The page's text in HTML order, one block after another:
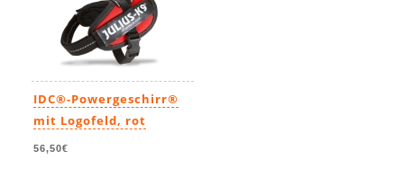
IDC®-Powergeschirr®
mit Logofeld, rot
56,50€